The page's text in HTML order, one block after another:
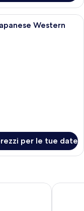
in piuma, una cassaforte
Western
per le tue date
Hotel